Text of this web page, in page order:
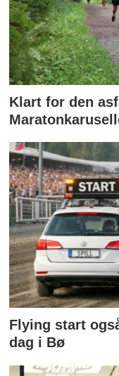
Klart for den
Flying start
dag i Bø